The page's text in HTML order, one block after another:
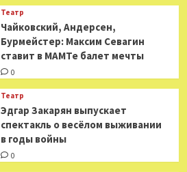
Театр
​​Чайковский, Андерсен,
Бурмейстер: Максим Севагин
ставит в МАМТе балет мечты
0
Театр
Эдгар Закарян выпускает
спектакль о весёлом выживании
в годы войны
0